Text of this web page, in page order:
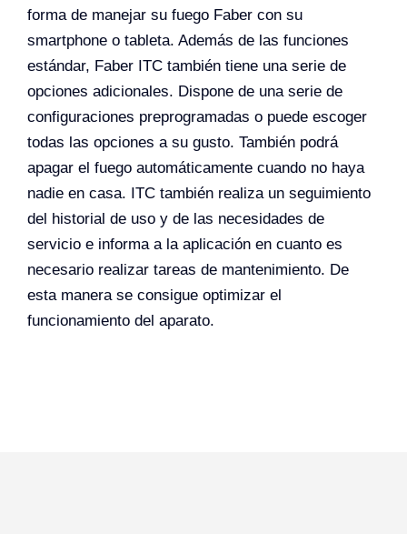
forma de manejar su fuego Faber con su
smartphone o tableta. Además de las funciones
estándar, Faber ITC también tiene una serie de
opciones adicionales. Dispone de una serie de
configuraciones preprogramadas o puede escoger
todas las opciones a su gusto. También podrá
apagar el fuego automáticamente cuando no haya
nadie en casa. ITC también realiza un seguimiento
del historial de uso y de las necesidades de
servicio e informa a la aplicación en cuanto es
necesario realizar tareas de mantenimiento. De
esta manera se consigue optimizar el
funcionamiento del aparato.